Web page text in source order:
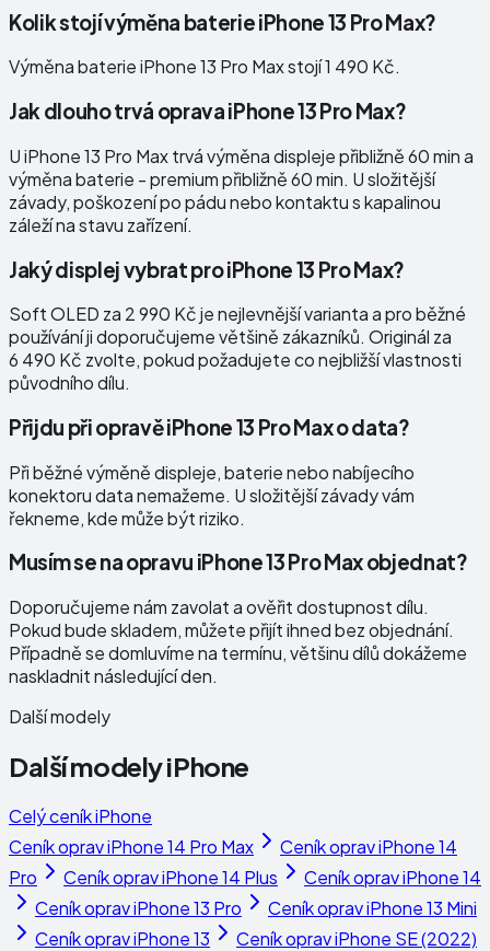
Kolik stojí výměna baterie iPhone 13 Pro Max?
Výměna baterie iPhone 13 Pro Max stojí 1 490 Kč.
Jak dlouho trvá oprava iPhone 13 Pro Max?
U iPhone 13 Pro Max trvá výměna displeje přibližně 60 min a
výměna baterie - premium přibližně 60 min. U složitější
závady, poškození po pádu nebo kontaktu s kapalinou
záleží na stavu zařízení.
Jaký displej vybrat pro iPhone 13 Pro Max?
Soft OLED za 2 990 Kč je nejlevnější varianta a pro běžné
používání ji doporučujeme většině zákazníků. Originál za
6 490 Kč zvolte, pokud požadujete co nejbližší vlastnosti
původního dílu.
Přijdu při opravě iPhone 13 Pro Max o data?
Při běžné výměně displeje, baterie nebo nabíjecího
konektoru data nemažeme. U složitější závady vám
řekneme, kde může být riziko.
Musím se na opravu iPhone 13 Pro Max objednat?
Doporučujeme nám zavolat a ověřit dostupnost dílu.
Pokud bude skladem, můžete přijít ihned bez objednání.
Případně se domluvíme na termínu, většinu dílů dokážeme
naskladnit následující den.
Další modely
Další modelyiPhone
Celý ceníkiPhone
Ceník opraviPhone 14 Pro Max Ceník opraviPhone 14
Pro
Ceník opraviPhone 14 Plus Ceník opraviPhone 14
Ceník opraviPhone 13 Pro Ceník opraviPhone 13 Mini
Ceník opraviPhone 13 Ceník opraviPhone SE (2022)